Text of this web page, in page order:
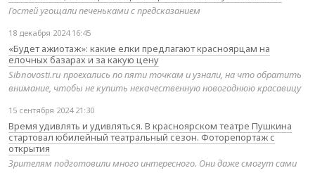
Гостей угощали печеньками с предсказанием
18 декабря 2024 16:45
«Будет ажиотаж»: какие елки предлагают красноярцам на
елочных базарах и за какую цену
Sibnovosti.ru проехались по пяти точкам и узнали, на что обратить
внимание, чтобы не купить некачественную новогоднюю красавицу
15 сентября 2024 21:30
Время удивлять и удивляться. В красноярском театре Пушкина
стартовал юбилейный театральный сезон. Фоторепортаж с
открытия
Зрителям подготовили много интересного. Они даже смогут сами